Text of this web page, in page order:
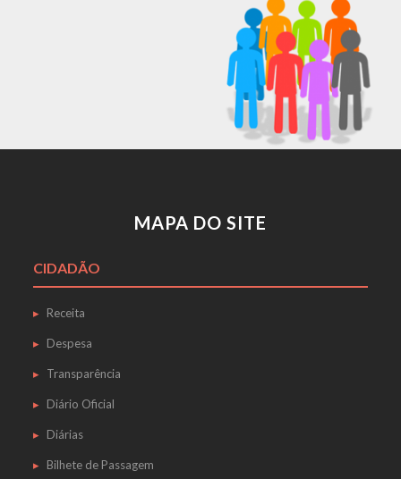
MAPA DO SITE
CIDADÃO
Receita
Despesa
Transparência
Diário Oficial
Diárias
Bilhete de Passagem